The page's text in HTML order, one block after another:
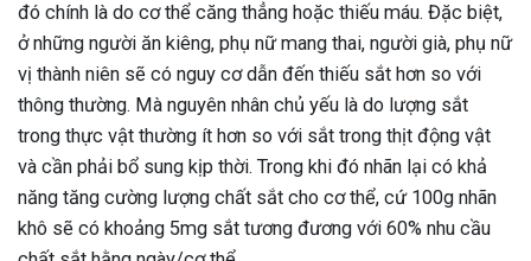
đó chính là do cơ thể căng thẳng hoặc thiếu máu. Đặc biệt,
ở những người ăn kiêng, phụ nữ mang thai, người già, phụ nữ
vị thành niên sẽ có nguy cơ dẫn đến thiếu sắt hơn so với
thông thường. Mà nguyên nhân chủ yếu là do lượng sắt
trong thực vật thường ít hơn so với sắt trong thịt động vật
và cần phải bổ sung kịp thời. Trong khi đó nhãn lại có khả
năng tăng cường lượng chất sắt cho cơ thể, cứ 100g nhãn
khô sẽ có khoảng 5mg sắt tương đương với 60% nhu cầu